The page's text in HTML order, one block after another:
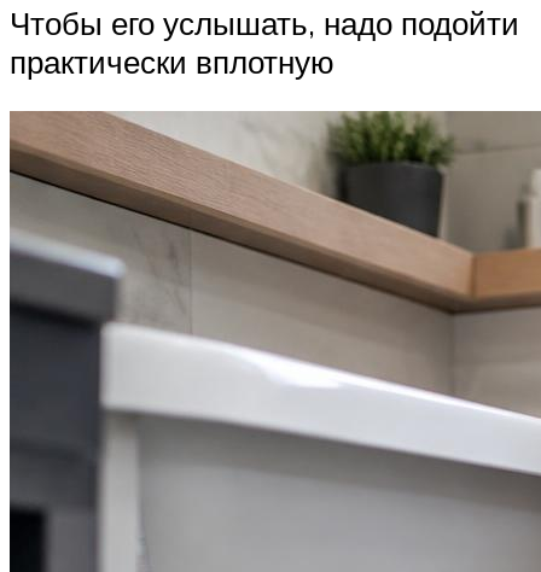
Чтобы его услышать, надо подойти
практически вплотную